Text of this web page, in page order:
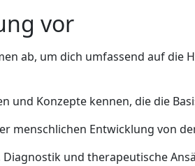
vor
ab, um dich umfassend auf
und Konzepte kennen, die die
menschlichen Entwicklung von
und therapeutische